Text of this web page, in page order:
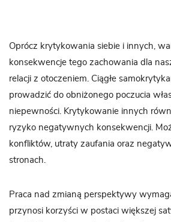
Oprócz krytykowania siebie i innych,
konsekwencje tego zachowania dla
relacji z otoczeniem. Ciągłe
prowadzić do obniżonego poczucia
niepewności. Krytykowanie innych
ryzyko negatywnych konsekwencji.
konfliktów, utraty zaufania oraz
stronach.
Praca nad zmianą perspektywy
przynosi korzyści w postaci większej